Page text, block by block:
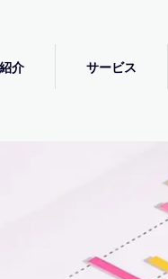
介 サービス